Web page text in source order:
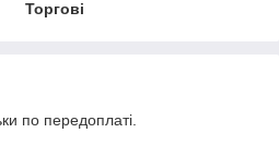
Торгові
по передоплаті.